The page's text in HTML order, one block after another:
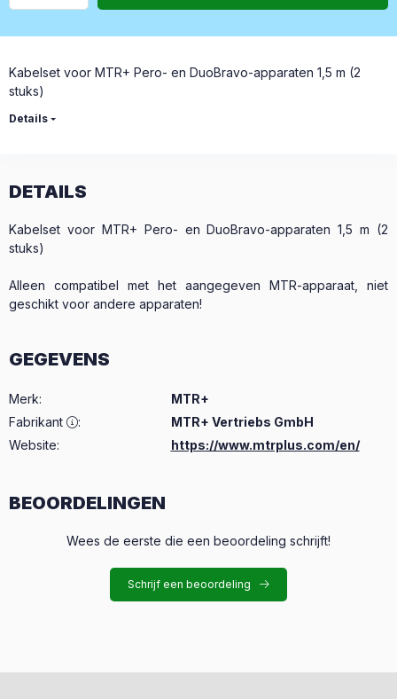
Kabelset voor MTR+ Pero- en DuoBravo-apparaten 1,5 m (2
stuks)
Details
DETAILS
Kabelset voor MTR+ Pero- en DuoBravo-apparaten 1,5 m (2
stuks)
Alleen compatibel met het aangegeven MTR-apparaat, niet
geschikt voor andere apparaten!
GEGEVENS
Merk:
MTR+
Fabrikant
:
MTR+ Vertriebs GmbH
Website:
https://www.mtrplus.com/en/
BEOORDELINGEN
Wees de eerste die een beoordeling schrijft!
Schrijf een beoordeling